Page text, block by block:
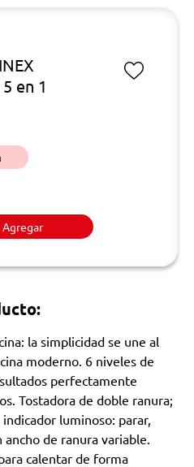
en 1
Agregar
la simplicidad se une al
moderno. 6 niveles de
perfectamente
Tostadora de doble ranura;
luminoso: parar,
de ranura variable.
calentar de forma